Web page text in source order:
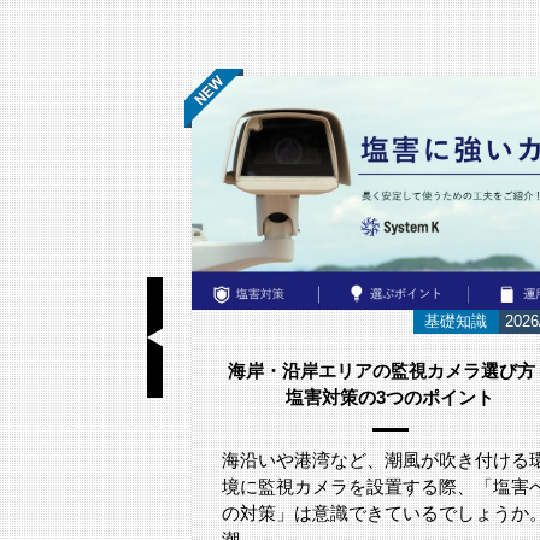
基礎知識 2026/06/23
メラ選び方｜
イント
吹き付ける環
際、「塩害へ
でしょうか。
お知らせ
スウェーデンのネットワークカメラメ
カー
「Axis Japan Partner Summit 2026」
参加いたしました。
2026年5月29日(金)に、グランドニッコ